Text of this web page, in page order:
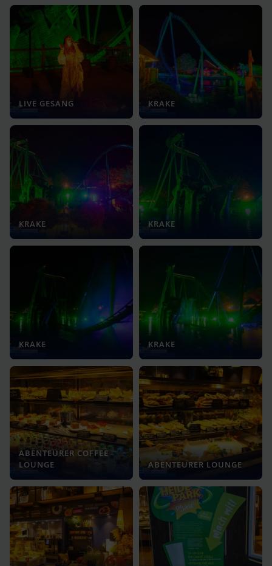
LIVE GESANG KRAKE
KRAKE KRAKE
KRAKE KRAKE
ABENTEURER COFFEE
LOUNGE
ABENTEURER LOUNGE